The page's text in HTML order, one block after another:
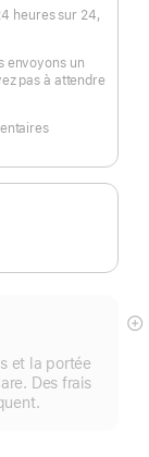
heures sur 24,
envoyons un
pas à attendre
et la portée
Des frais